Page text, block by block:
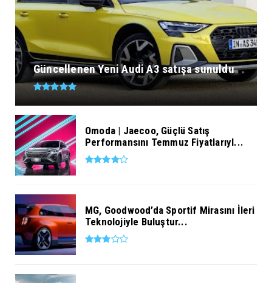
Güncellenen Yeni Audi A3 satışa sunuldu
Omoda | Jaecoo, Güçlü Satış
Performansını Temmuz Fiyatlarıyl...
MG, Goodwood’da Sportif Mirasını İleri
Teknolojiyle Buluştur...